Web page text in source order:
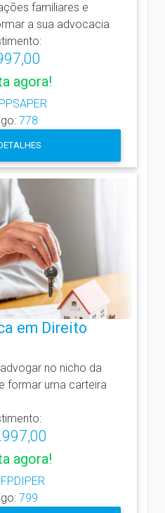
familiares e
a sua advocacia
agora!
PPSAPER
778
em Direito
no nicho da
formar uma carteira
agora!
FPDIPER
799